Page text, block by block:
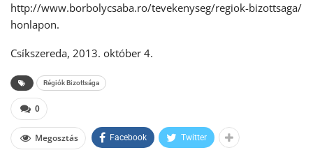
http://www.borbolycsaba.ro/tevekenyseg/regiok-bizottsaga/
honlapon.
Csíkszereda, 2013. október 4.
Régiók Bizottsága
0
Megosztás Facebook Twitter